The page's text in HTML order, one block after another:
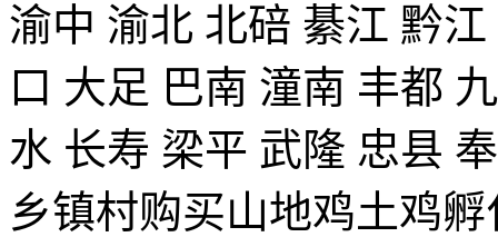
渝中 渝北 北碚 綦江 黔
口 大足 巴南 潼南 丰都
水 长寿 梁平 武隆 忠县
乡镇村购买山地鸡土鸡孵